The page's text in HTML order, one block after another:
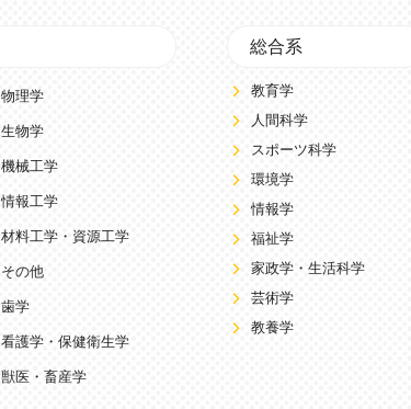
物理学
生物学
機械工学
情報工学
材料工学・資源工学
その他
歯学
看護学・保健衛生学
獣医・畜産学
総合系
教育学
人間科学
スポーツ科学
環境学
情報学
福祉学
家政学・生活科学
芸術学
教養学